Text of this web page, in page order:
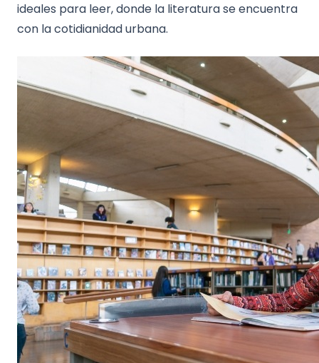
ideales para leer, donde la literatura se encuentra
con la cotidianidad urbana.